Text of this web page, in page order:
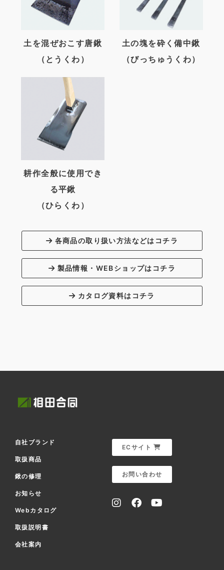
土を混ぜおこす唐鍬
（とうくわ）
土の塊を砕く備中鍬
（びっちゅうくわ）
耕作全般に使用でき
る平鍬
（ひらくわ）
各商品の取り扱い方法などはコチラ
製品情報・WEBショップはコチラ
カタログ資料はコチラ
自社ブランド
取扱商品
鍬の修理
お知らせ
Webカタログ
取扱説明書
会社案内
ECサイト
お問い合わせ